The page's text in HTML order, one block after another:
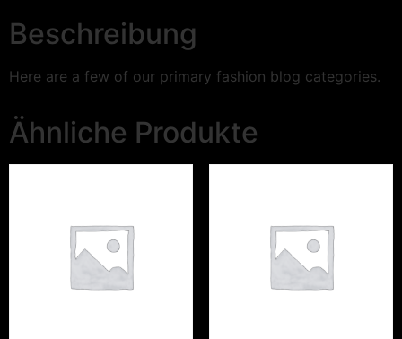
Beschreibung
Here are a few of our primary fashion blog categories.
Ähnliche Produkte